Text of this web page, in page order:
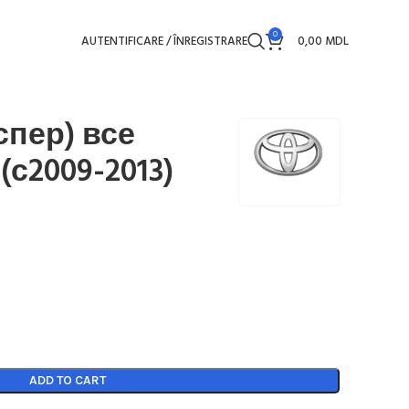
AUTENTIFICARE / ÎNREGISTRARE 0 0,00 MDL
все
2013)
ADD TO CART